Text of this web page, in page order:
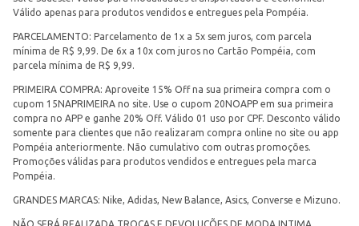
Válido apenas para produtos vendidos e entregues pela Pompéia.
PARCELAMENTO: Parcelamento de 1x a 5x sem juros, com parcela
mínima de R$ 9,99. De 6x a 10x com juros no Cartão Pompéia, com
parcela mínima de R$ 9,99.
PRIMEIRA COMPRA: Aproveite 15% Off na sua primeira compra com o
cupom 15NAPRIMEIRA no site. Use o cupom 20NOAPP em sua primeira
compra no APP e ganhe 20% Off. Válido 01 uso por CPF. Desconto válido
somente para clientes que não realizaram compra online no site ou app
Pompéia anteriormente. Não cumulativo com outras promoções.
Promoções válidas para produtos vendidos e entregues pela marca
Pompéia.
GRANDES MARCAS: Nike, Adidas, New Balance, Asics, Converse e Mizuno.